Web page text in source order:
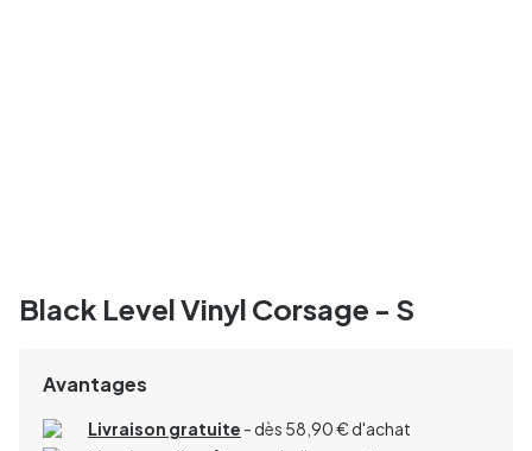
Black Level Vinyl Corsage - S
Avantages
Livraison gratuite - dès 58,90 € d'achat